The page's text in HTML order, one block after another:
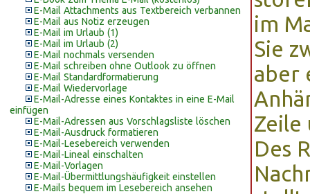
E-Mail Attachments aus Textbereich verbannen
E-Mail aus Notiz erzeugen
E-Mail im Urlaub (1)
E-Mail im Urlaub (2)
E-Mail nochmals versenden
E-Mail schreiben ohne Outlook zu öffnen
E-Mail Standardformatierung
E-Mail Wiedervorlage
E-Mail-Adresse eines Kontaktes in eine E-Mail
einfügen
E-Mail-Adressen aus Vorschlagsliste löschen
E-Mail-Ausdruck formatieren
E-Mail-Lesebereich verwenden
E-Mail-Lineal einschalten
E-Mail-Vorlagen
E-Mail-Übermittlungshäufigkeit einstellen
E-Mails bequem im Lesebereich ansehen
im
Sie
aber
Zeile
Des